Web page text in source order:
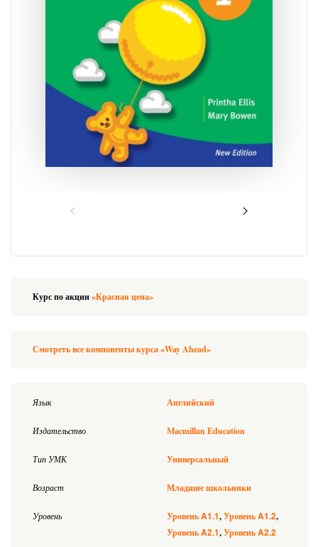
Курс по акции«Красная цена»
Смотреть все компоненты курса «Way Ahead»
Язык Английский
Издательство Macmillan Education
Тип УМК Универсальный
Возраст Младшие школьники
Уровень УровеньA1.1 УровеньA1.2
УровеньA2.1 УровеньA2.2